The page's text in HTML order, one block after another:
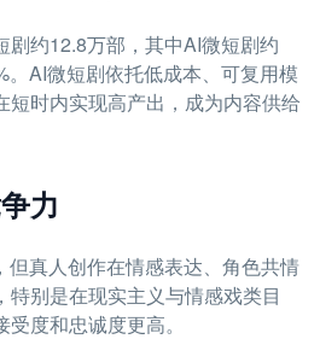
剧约12.8万部，其中AI微短剧约
。AI微短剧依托低成本、可复用模
短时内实现高产出，成为内容供给
力
但真人创作在情感表达、角色共情
别是在现实主义与情感戏类目
度和忠诚度更高。